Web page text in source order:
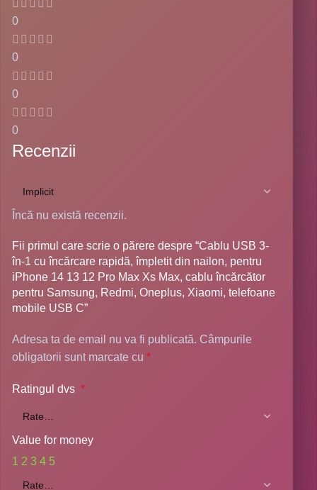
0
0
0
0
Recenzii
Încă nu există recenzii.
Fii primul care scrie o părere despre “Cablu USB 3-
în-1 cu încărcare rapidă, împletit din nailon, pentru
iPhone 14 13 12 Pro Max Xs Max, cablu încărcător
pentru Samsung, Redmi, Oneplus, Xiaomi, telefoane
mobile USB C”
Adresa ta de email nu va fi publicată. Câmpurile
obligatorii sunt marcate cu*
Ratingul dvs*
Value for money
1 2 3 4 5